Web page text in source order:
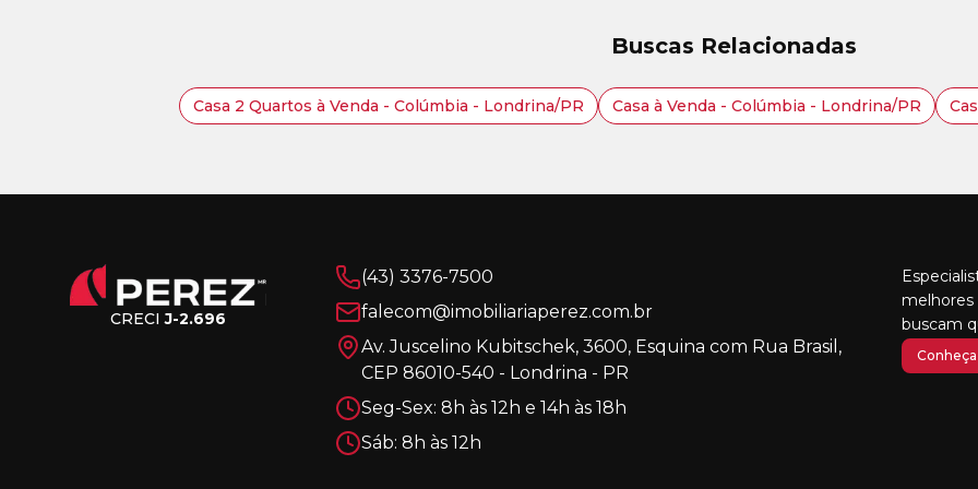
Buscas Relacionadas
Casa 2 Quartos à Venda - Colúmbia - Londrina/PR Casa à Venda - Colúmbia - Londrina/PR
CRECIJ-2.696
(43) 3376-7500
falecom@imobiliariaperez.com.br
Av. Juscelino Kubitschek, 3600, Esquina com Rua Brasil,
CEP 86010-540 - Londrina - PR
Seg-Sex: 8h às 12h e 14h às 18h
Sáb: 8h às 12h
melhores
buscam